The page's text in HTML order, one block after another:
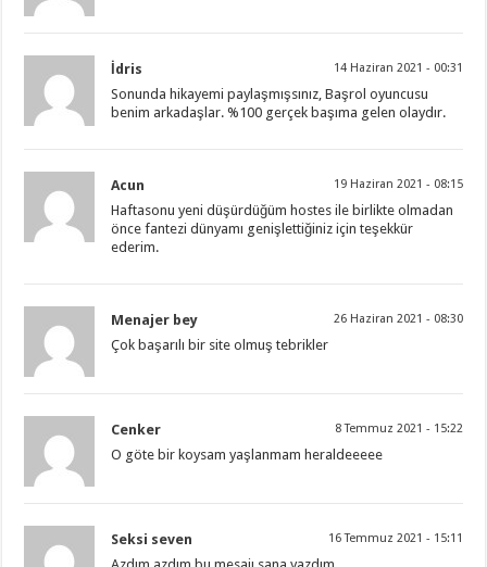
İdris 14 Haziran 2021 - 00:31
Sonunda hikayemi paylaşmışsınız, Başrol oyuncusu
benim arkadaşlar. %100 gerçek başıma gelen olaydır.
Acun 19 Haziran 2021 - 08:15
Haftasonu yeni düşürdüğüm hostes ile birlikte olmadan
önce fantezi dünyamı genişlettiğiniz için teşekkür
ederim.
Menajer bey 26 Haziran 2021 - 08:30
Çok başarılı bir site olmuş tebrikler
Cenker 8 Temmuz 2021 - 15:22
O göte bir koysam yaşlanmam heraldeeeee
Seksi seven 16 Temmuz 2021 - 15:11